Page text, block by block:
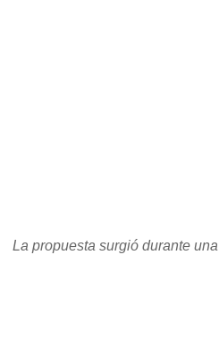
La propuesta surgió durante